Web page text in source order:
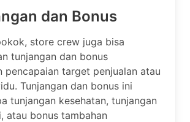
dan Bonus
store crew juga bisa
tunjangan dan bonus
pencapaian target penjualan atau
Tunjangan dan bonus ini
tunjangan kesehatan, tunjangan
atau bonus tambahan